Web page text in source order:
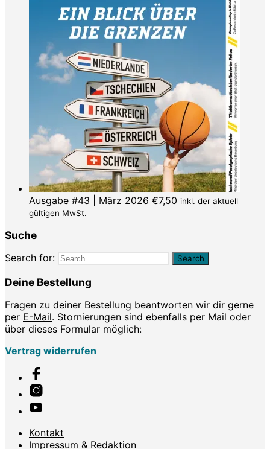
Ausgabe #43 | März 2026 €7,50 inkl. der aktuell
gültigen MwSt.
Suche
Search for:
Deine Bestellung
Fragen zu deiner Bestellung beantworten wir dir gerne
per E-Mail. Stornierungen sind ebenfalls per Mail oder
über dieses Formular möglich:
Vertrag widerrufen
Kontakt
Impressum & Redaktion